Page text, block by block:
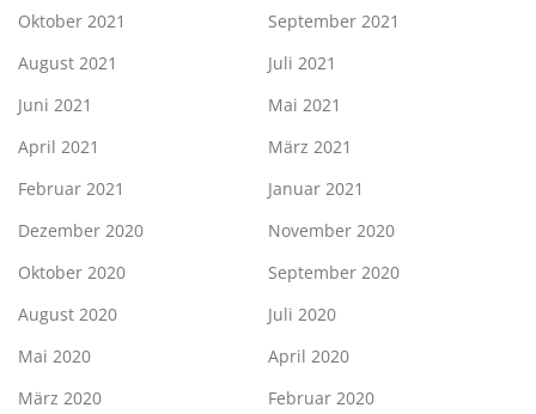
Oktober 2021
September 2021
August 2021
Juli 2021
Juni 2021
Mai 2021
April 2021
März 2021
Februar 2021
Januar 2021
Dezember 2020
November 2020
Oktober 2020
September 2020
August 2020
Juli 2020
Mai 2020
April 2020
März 2020
Februar 2020